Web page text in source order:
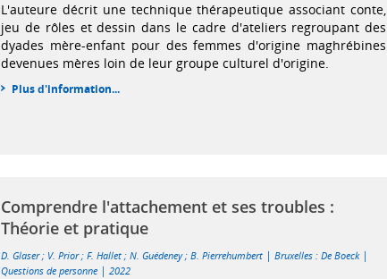
L'auteure décrit une technique thérapeutique associant conte,
jeu de rôles et dessin dans le cadre d'ateliers regroupant des
dyades mère-enfant pour des femmes d'origine maghrébines
devenues mères loin de leur groupe culturel d'origine.
Plus d'information...
Comprendre l'attachement et ses troubles :
Théorie et pratique
D. Glaser; V. Prior;F. Hallet ;N. Guédeney;B. Pierrehumbert |Bruxelles : De Boeck|
Questions de personne |2022